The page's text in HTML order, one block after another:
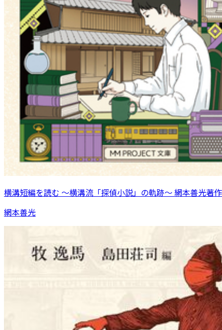
横溝短編を読む 〜横溝流「探偵小説」の軌跡〜 網本善光著
網本善光